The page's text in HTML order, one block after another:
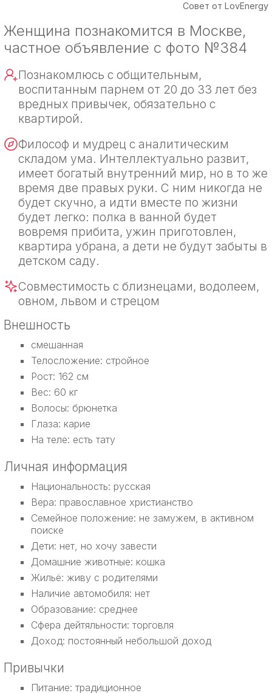
Совет от LovEnergy
Женщина познакомится в Москве,
частное объявление с фото №384
Познакомлюсь с общительным,
воспитанным парнем от 20 до 33 лет без
вредных привычек, обязательно с
квартирой.
Философ и мудрец с аналитическим
складом ума. Интеллектуально развит,
имеет богатый внутренний мир, но в то же
время две правых руки. С ним никогда не
будет скучно, а идти вместе по жизни
будет легко: полка в ванной будет
вовремя прибита, ужин приготовлен,
квартира убрана, а дети не будут забыты в
детском саду.
Совместимость с близнецами, водолеем,
овном, львом и стрецом
Внешность
смешанная
Телосложение: стройное
Рост: 162 см
Вес: 60 кг
Волосы: брюнетка
Глаза: карие
На теле: есть тату
Личная информация
Национальность: русская
Вера: православное христианство
Семейное положение: не замужем, в активном
поиске
Дети: нет, но хочу завести
Домашние животные: кошка
Жильё: живу с родителями
Наличие автомобиля: нет
Образование: среднее
Сфера дейтяльности: торговля
Доход: постоянный небольшой доход
Привычки
Питание: традиционное